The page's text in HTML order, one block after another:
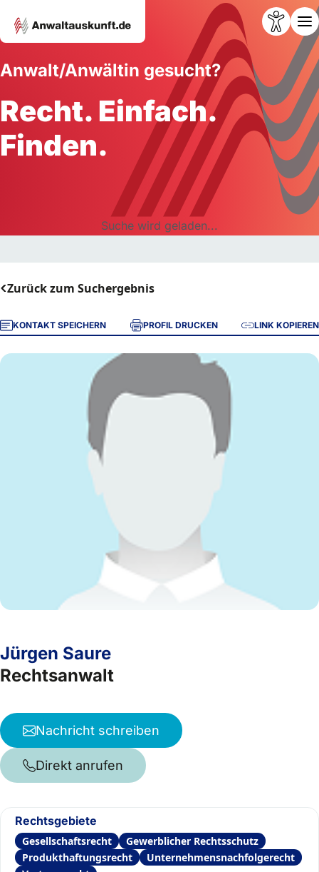
Anwalt/Anwältin gesucht?
Recht. Einfach.
Finden.
Suche wird geladen...
Zurück zum Suchergebnis
KONTAKT SPEICHERN PROFIL DRUCKEN LINK KOPIEREN
Jürgen Saure
Rechtsanwalt
Nachricht schreiben
Direkt anrufen
Rechtsgebiete
Gesellschaftsrecht
Gewerblicher Rechtsschutz
Produkthaftungsrecht
Unternehmensnachfolgerecht